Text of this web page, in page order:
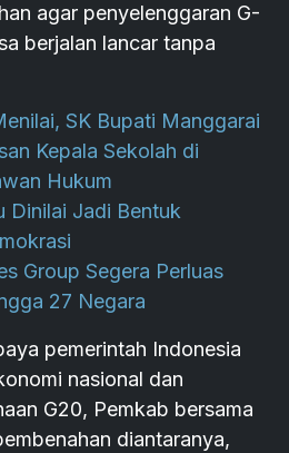
agar penyelenggaran G-
berjalan lancar tanpa
SK Bupati Manggarai
Kepala Sekolah di
Hukum
Dinilai Jadi Bentuk
Group Segera Perluas
27 Negara
pemerintah Indonesia
nasional dan
G20, Pemkab bersama
diantaranya,